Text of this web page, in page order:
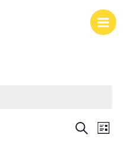
Eventi
CercaLista